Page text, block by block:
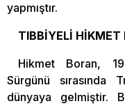
yapmıştır.
TIBBİYELİ HİKMET
Hikmet Boran,
Sürgünü
dünyaya gelmiştir.